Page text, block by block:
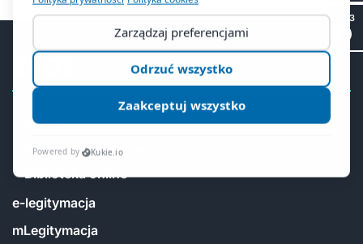
ZSO2
Biblioteka
Informacje i regulamin
Biblioteka online
e-legitymacja
mLegitymacja
SP 53